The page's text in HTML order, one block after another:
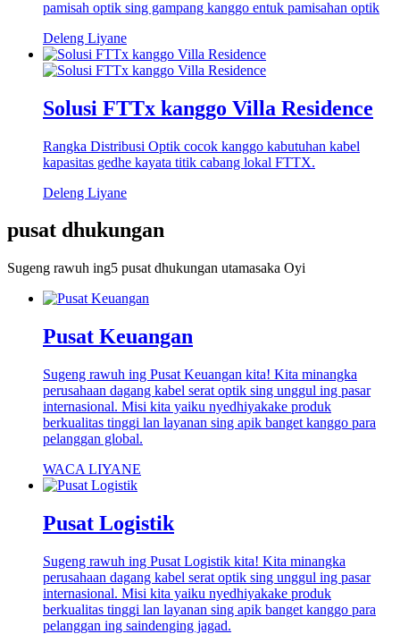
pamisah optik sing gampang kanggo entuk pamisahan optik
Deleng Liyane
Solusi FTTx kanggo Villa Residence
Rangka Distribusi Optik cocok kanggo kabutuhan kabel
kapasitas gedhe kayata titik cabang lokal FTTX.
Deleng Liyane
pusat dhukungan
Sugeng rawuh ing5 pusat dhukungan utamasaka Oyi
Pusat Keuangan
Sugeng rawuh ing Pusat Keuangan kita! Kita minangka
perusahaan dagang kabel serat optik sing unggul ing pasar
internasional. Misi kita yaiku nyedhiyakake produk
berkualitas tinggi lan layanan sing apik banget kanggo para
pelanggan global.
WACA LIYANE
Pusat Logistik
Sugeng rawuh ing Pusat Logistik kita! Kita minangka
perusahaan dagang kabel serat optik sing unggul ing pasar
internasional. Misi kita yaiku nyedhiyakake produk
berkualitas tinggi lan layanan sing apik banget kanggo para
pelanggan ing saindenging jagad.